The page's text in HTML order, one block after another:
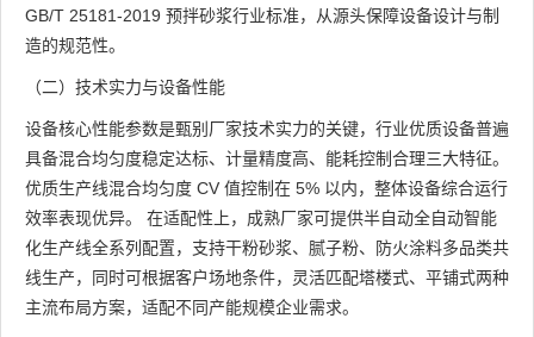
GB/T 25181-2019 预拌砂浆行业标准，从源头保障设备设计与制
造的规范性。
（二）技术实力与设备性能
设备核心性能参数是甄别厂家技术实力的关键，行业优质设备普遍
具备混合均匀度稳定达标、计量精度高、能耗控制合理三大特征。
优质生产线混合均匀度 CV 值控制在 5% 以内，整体设备综合运行
效率表现优异。 在适配性上，成熟厂家可提供半自动全自动智能
化生产线全系列配置，支持干粉砂浆、腻子粉、防火涂料多品类共
线生产，同时可根据客户场地条件，灵活匹配塔楼式、平铺式两种
主流布局方案，适配不同产能规模企业需求。